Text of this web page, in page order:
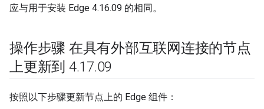
应与用于安装 Edge 4.16.09 的相同。
操作步骤 在具有外部互联网连接的节点
上更新到 4.17.09
按照以下步骤更新节点上的 Edge 组件：